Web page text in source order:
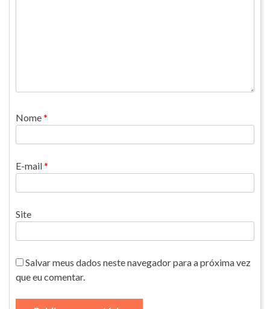
Nome*
E-mail*
Site
Salvar meus dados neste navegador para a próxima vez
que eu comentar.